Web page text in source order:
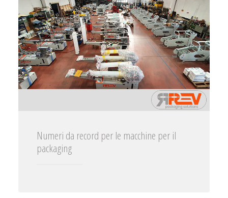
Numeri da record per le macchine per il
packaging